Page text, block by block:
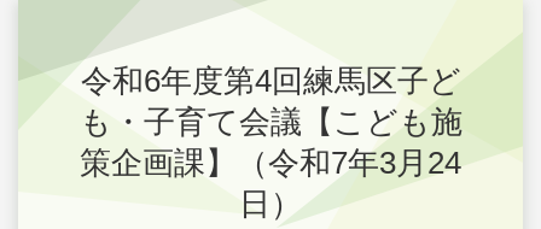
令和6年度第4回練馬区子ど
も・子育て会議【こども施
策企画課】（令和7年3月24
日）